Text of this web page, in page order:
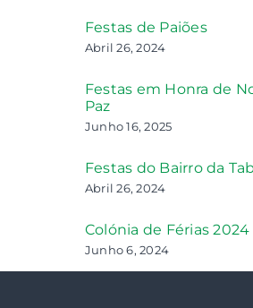
Festas de Paiões
Abril 26, 2024
Festas em Honra de
Paz
Junho 16, 2025
Festas do Bairro da
Abril 26, 2024
Colónia de Férias 2024
Junho 6, 2024